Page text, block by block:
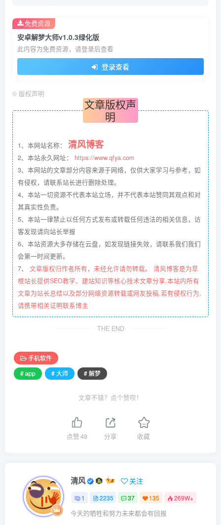
安卓解梦大师v1.0.3绿化版
此内容为免费资源，请登录后查看
登录查看
免费资源
© 版权声明
文章版权声
明
1、本网站名称： 清风博客
2、本站永久网址： https://www.qfya.com
3、本网站的文章部分内容来源于网络，仅供大家学习与参考，如
有侵权，请联系站长进行删除处理。
4、本站一切资源不代表本站立场，并不代表本站赞同其观点和对
其真实性负责。
5、本站一律禁止以任何方式发布或转载任何违法的相关信息，访
客发现请向站长举报
6、本站资源大多存储在云盘，如发现链接失效，请联系我们我们
会第一时间更新。
7、 文章版权归作者所有，未经允许请勿转载。 清风博客是为草
根站长提供SEO教学、建站知识等核心技术文章分享,本站内所有
文章为站长总结以及部分网络资源转载或网友投稿,若有侵权行为,
请携带相关证明联系博主
THE END
手机软件
# app
# 大师 # 解梦
文章不错？点个赞呗！
点赞49 分享 收藏
清风 关注
1 2235 37 135 269W+
今天的牺牲和努力未来都会有回报